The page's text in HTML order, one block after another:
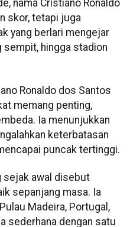
nama Cristiano Ronaldo
skor, tetapi juga
yang berlari mengejar
sempit, hingga stadion
Ronaldo dos Santos
memang penting,
Ia menunjukkan
keterbatasan
puncak tertinggi.
sejak awal disebut
sepanjang masa. Ia
Madeira, Portugal,
sederhana dengan satu